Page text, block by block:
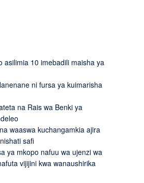
asilimia 10 imebadili maisha ya
ni fursa ya kuimarisha
na Rais wa Benki ya
waaswa kuchangamkia ajira
safi
ya mkopo nafuu wa ujenzi wa
vijijini kwa wanaushirika